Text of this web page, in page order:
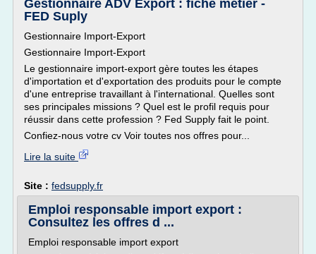
Gestionnaire ADV Export : fiche métier -
FED Suply
Gestionnaire Import-Export
Gestionnaire Import-Export
Le gestionnaire import-export gère toutes les étapes
d'importation et d'exportation des produits pour le compte
d'une entreprise travaillant à l'international. Quelles sont
ses principales missions ? Quel est le profil requis pour
réussir dans cette profession ? Fed Supply fait le point.
Confiez-nous votre cv Voir toutes nos offres pour...
Lire la suite
Site : fedsupply.fr
Emploi responsable import export :
Consultez les offres d ...
Emploi responsable import export